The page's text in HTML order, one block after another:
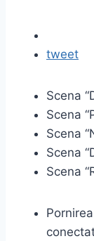
tweet
Scena
Scena
Scena
Scena
Scena